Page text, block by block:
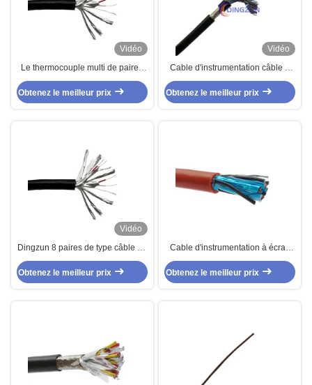
Vidéo
Le thermocouple multi de paires
câblent le type J 8 appareille le
câble de détecteur à
thermocouple
Obtenez le meilleur prix
Vidéo
Cable d'instrumentation câble à
écran IS/OS à plusieurs paires 6
paires 24 AWG 300V à 75°C
Obtenez le meilleur prix
Vidéo
Dingzun 8 paires de type câble de
thermocouple de capteur de J
Obtenez le meilleur prix
Cable d'instrumentation à écran
thermique en silicone
Obtenez le meilleur prix